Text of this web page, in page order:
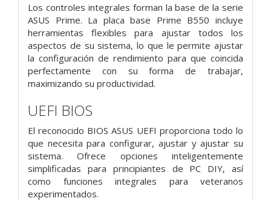
Los controles integrales forman la base de la serie
ASUS Prime. La placa base Prime B550 incluye
herramientas flexibles para ajustar todos los
aspectos de su sistema, lo que le permite ajustar
la configuración de rendimiento para que coincida
perfectamente con su forma de trabajar,
maximizando su productividad.
UEFI BIOS
El reconocido BIOS ASUS UEFI proporciona todo lo
que necesita para configurar, ajustar y ajustar su
sistema. Ofrece opciones inteligentemente
simplificadas para principiantes de PC DIY, así
como funciones integrales para veteranos
experimentados.